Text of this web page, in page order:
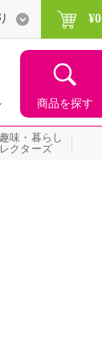
商品を探す
¥0
味・暮らし
クターズ